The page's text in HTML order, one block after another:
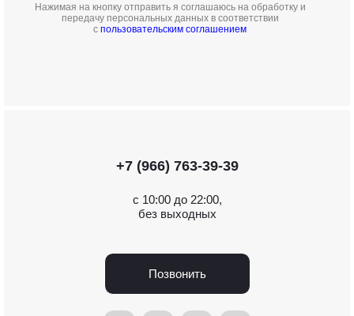
Нажимая на кнопку отправить я соглашаюсь на обработку и
передачу персональных данных в соответствии
с пользовательским соглашением
+7 (966) 763-39-39
с 10:00 до 22:00,
без выходных
Позвонить